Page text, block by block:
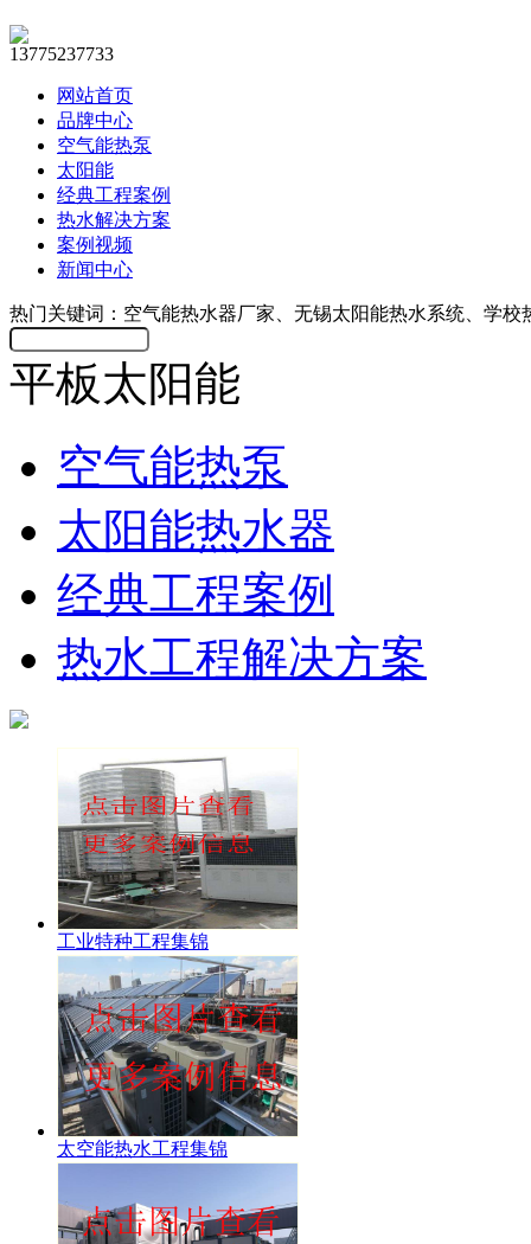
13775237733
网站首页
品牌中心
空气能热泵
太阳能
经典工程案例
热水解决方案
案例视频
新闻中心
热门关键词：空气能热水器厂家、无锡太阳能热水系统、学校
平板太阳能
空气能热泵
太阳能热水器
经典工程案例
热水工程解决方案
工业特种工程集锦
太空能热水工程集锦